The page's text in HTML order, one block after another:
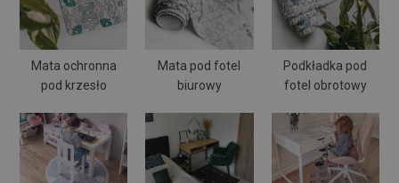
Mata ochronna
pod krzesło
Mata pod fotel
biurowy
Podkładka pod
fotel obrotowy